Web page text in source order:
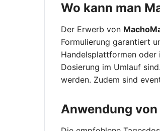
Wo kann man
Der Erwerb von
Formulierung garantiert
Handelsplattformen
Dosierung im Umlauf
werden. Zudem sind
Anwendung